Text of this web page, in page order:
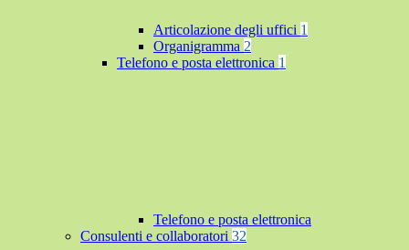
Articolazione degli uffici 1
Organigramma 2
Telefono e posta elettronica 1
Telefono e posta elettronica
Consulenti e collaboratori 32